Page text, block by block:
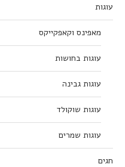
עוגות
מאפינס וקאפקייקס
עוגות בחושות
עוגות גבינה
עוגות שוקולד
עוגות שמרים
חגים